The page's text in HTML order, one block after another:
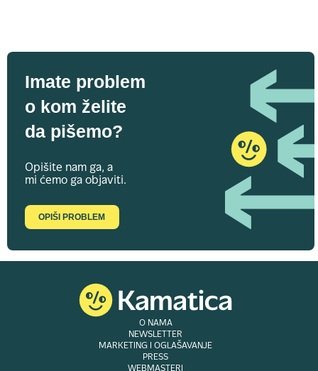
Imate problem
o kom želite
da pišemo?
Opišite nam ga, a
mi ćemo ga objaviti.
OPIŠI PROBLEM
O NAMA
NEWSLETTER
MARKETING I OGLAŠAVANJE
PRESS
WEBMASTERI